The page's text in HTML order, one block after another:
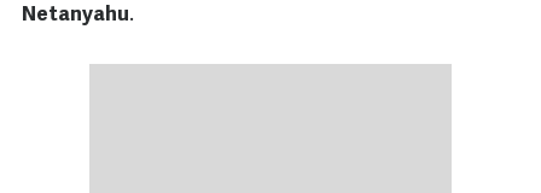
Netanyahu.